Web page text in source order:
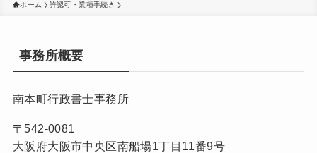
ホーム 許認可・業種手続き
事務所概要
南本町行政書士事務所
〒542-0081
大阪府大阪市中央区南船場1丁目11番9号